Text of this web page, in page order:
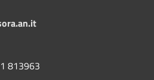
813963